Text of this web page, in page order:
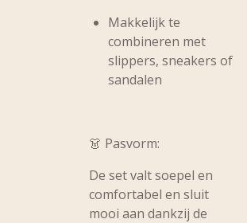
Makkelijk te
combineren met
slippers, sneakers of
sandalen
👗 Pasvorm:
De set valt soepel en
comfortabel en sluit
mooi aan dankzij de